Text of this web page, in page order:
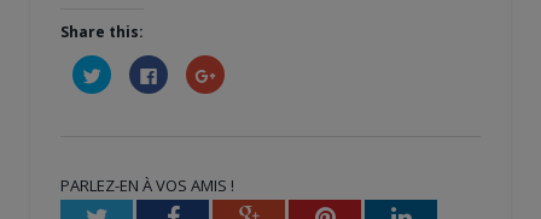
Share this:
Cliquez
pour
partager
fenêtre)
Cliquez
pour
partager
fenêtre)
Cliquez
pour
nouvelle
fenêtre)
PARLEZ-EN À VOS AMIS !